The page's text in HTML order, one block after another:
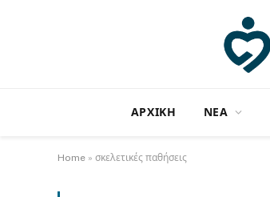
ΑΡΧΙΚΗ NΕΑ
Home » σκελετικές παθήσεις